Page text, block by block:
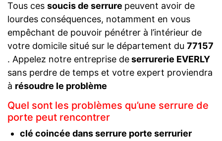
Tous ces soucis de serrure peuvent avoir de
lourdes conséquences, notamment en vous
empêchant de pouvoir pénétrer à l’intérieur de
votre domicile situé sur le département du 77157
. Appelez notre entreprise deserrurerie EVERLY
sans perdre de temps et votre expert proviendra
à résoudre le problème
Quel sont les problèmes qu’une serrure de
porte peut rencontrer
clé coincée dans serrure porte serrurier